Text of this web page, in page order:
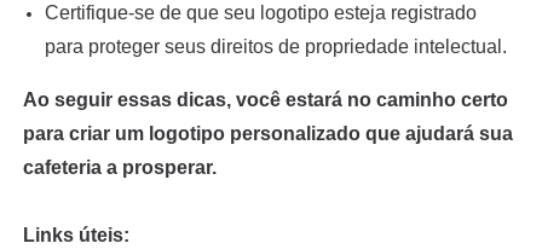
Certifique-se de que seu logotipo esteja registrado
para proteger seus direitos de propriedade intelectual.
Ao seguir essas dicas, você estará no caminho certo
para criar um logotipo personalizado que ajudará sua
cafeteria a prosperar.
Links úteis: